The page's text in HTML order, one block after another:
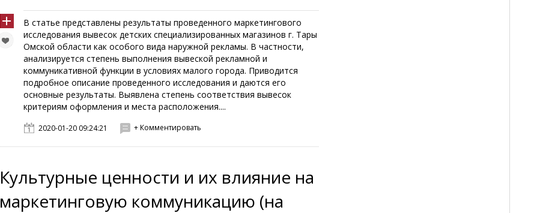
В статье представлены результаты проведенного маркетингового
исследования вывесок детских специализированных магазинов г. Тары
Омской области как особого вида наружной рекламы. В частности,
анализируется степень выполнения вывеской рекламной и
коммуникативной функции в условиях малого города. Приводится
подробное описание проведенного исследования и даются его
основные результаты. Выявлена степень соответствия вывесок
критериям оформления и места расположения....
2020-01-20 09:24:21 + Комментировать
Культурные ценности и их влияние на
маркетинговую коммуникацию (на